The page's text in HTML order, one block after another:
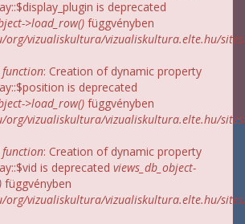
is deprecated
>load_row() függvényben
org/vizualiskultura/vizualiskultura.elte.hu/
function: Creation of dynamic property
is deprecated
>load_row() függvényben
org/vizualiskultura/vizualiskultura.elte.hu/
function: Creation of dynamic property
is deprecated views_db_object-
függvényben
org/vizualiskultura/vizualiskultura.elte.hu/